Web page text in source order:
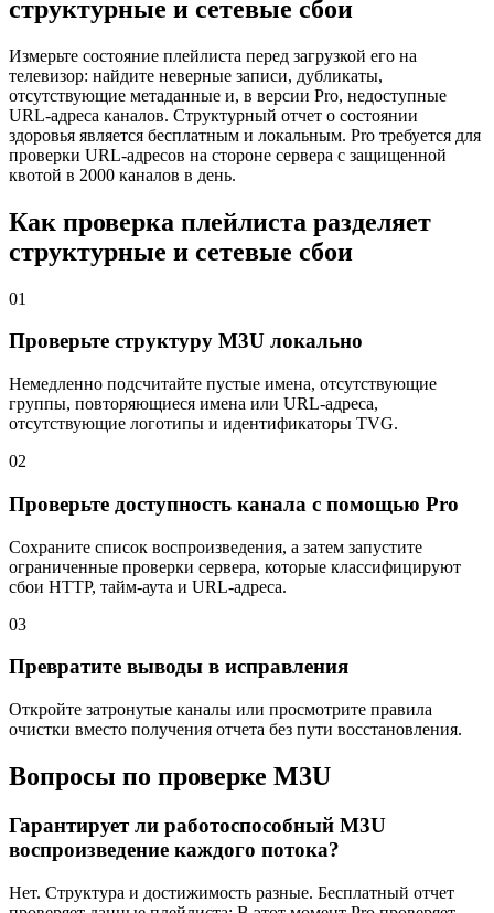
структурные и сетевые сбои
Измерьте состояние плейлиста перед загрузкой его на
телевизор: найдите неверные записи, дубликаты,
отсутствующие метаданные и, в версии Pro, недоступные
URL-адреса каналов. Структурный отчет о состоянии
здоровья является бесплатным и локальным. Pro требуется для
проверки URL-адресов на стороне сервера с защищенной
квотой в 2000 каналов в день.
Как проверка плейлиста разделяет
структурные и сетевые сбои
01
Проверьте структуру M3U локально
Немедленно подсчитайте пустые имена, отсутствующие
группы, повторяющиеся имена или URL-адреса,
отсутствующие логотипы и идентификаторы TVG.
02
Проверьте доступность канала с помощью Pro
Сохраните список воспроизведения, а затем запустите
ограниченные проверки сервера, которые классифицируют
сбои HTTP, тайм-аута и URL-адреса.
03
Превратите выводы в исправления
Откройте затронутые каналы или просмотрите правила
очистки вместо получения отчета без пути восстановления.
Вопросы по проверке M3U
Гарантирует ли работоспособный M3U
воспроизведение каждого потока?
Нет. Структура и достижимость разные. Бесплатный отчет